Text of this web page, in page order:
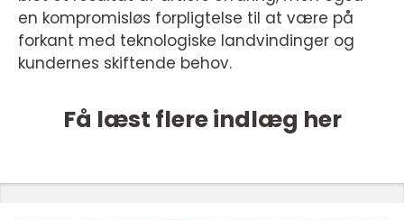
en kompromisløs forpligtelse til at være på
forkant med teknologiske landvindinger og
kundernes skiftende behov.
Få læst flere indlæg her